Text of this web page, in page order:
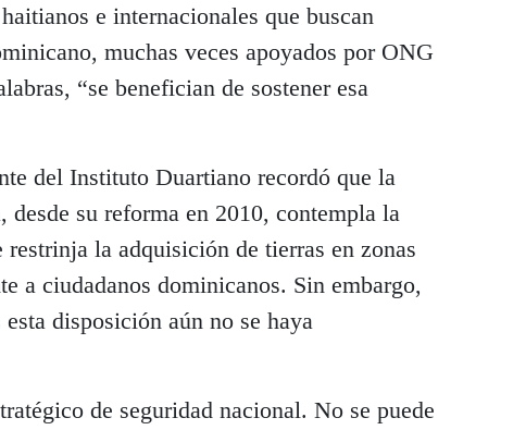
e internacionales que buscan
muchas veces apoyados por ONG
“se benefician de sostener esa
del Instituto Duartiano recordó que la
su reforma en 2010, contempla la
restrinja la adquisición de tierras en zonas
a ciudadanos dominicanos. Sin embargo,
disposición aún no se haya
de seguridad nacional. No se puede